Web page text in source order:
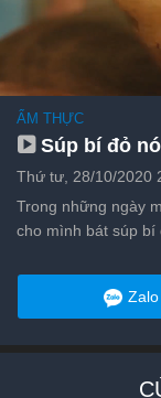
ẨM THỰC
Súp bí đỏ
Thứ tư, 28/10/2020
Trong những ngày
cho mình bát súp bí
Zalo